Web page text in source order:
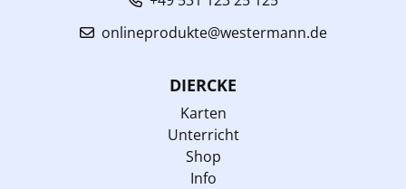
onlineprodukte@westermann.de
DIERCKE
Karten
Unterricht
Shop
Info